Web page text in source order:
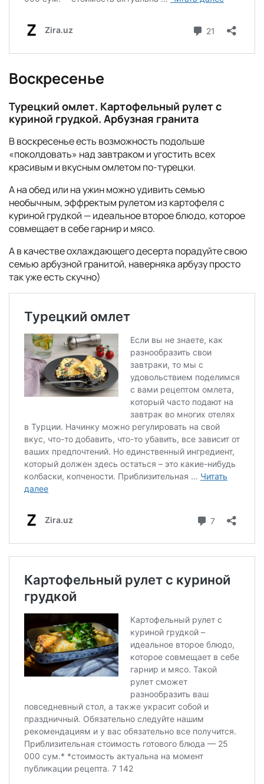
Воскресенье
Турецкий омлет. Картофельный рулет с
куриной грудкой. Арбузная гранита
В воскресенье есть возможность подольше
«поколдовать» над завтраком и угостить всех
красивым и вкусным омлетом по-турецки.
А на обед или на ужин можно удивить семью
необычным, эффректым рулетом из картофеля с
куриной грудкой — идеальное второе блюдо, которое
совмещает в себе гарнир и мясо.
А в качестве охлаждающего десерта порадуйте свою
семью арбузной гранитой, наверняка арбузу просто
так уже есть скучно)